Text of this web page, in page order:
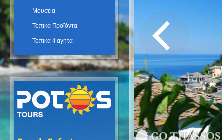
Μουσεία
Τοπικά Προϊόντα
Τοπικά Φαγητά